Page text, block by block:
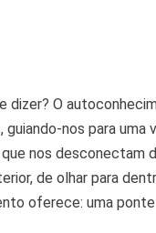
dizer? O
nos para uma
nos desconectam
de olhar para
oferece: uma